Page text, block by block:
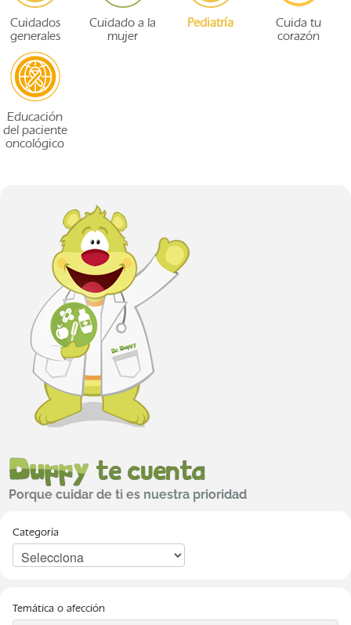
Cuidados
generales
Cuidado a la
mujer
Pediatría
Cuida tu
corazón
Educación
del paciente
oncológico
Categoría
Temática o afección